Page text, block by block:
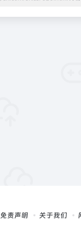
免责声明 关于我们